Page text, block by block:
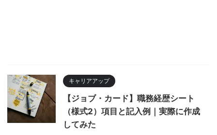
キャリアアップ
【ジョブ・カード】職務経歴シート
（様式2）項目と記入例｜実際に作成
してみた